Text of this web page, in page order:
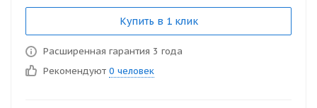
Купить в 1 клик
Расширенная гарантия 3 года
Рекомендуют 0 человек